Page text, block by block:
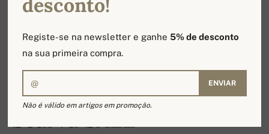
-11%
Scarva SALE
desconto!
Registe-se na newsletter e ganhe5% de desconto
na sua primeira compra.
ENVIAR
Não é válido em artigos em promoção.